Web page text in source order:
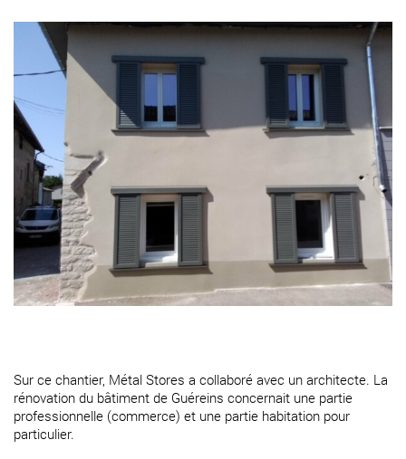
Sur ce chantier, Métal Stores a collaboré avec un architecte. La
rénovation du bâtiment de Guéreins concernait une partie
professionnelle (commerce) et une partie habitation pour
particulier.